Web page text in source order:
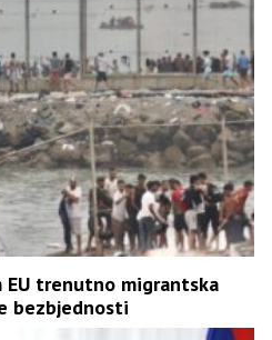
EU trenutno migrantska
bezbjednosti